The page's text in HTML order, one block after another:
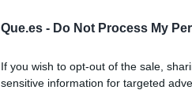
Que.es - Do Not Process My
If you wish to opt-out of the sale,
sensitive information for targeted